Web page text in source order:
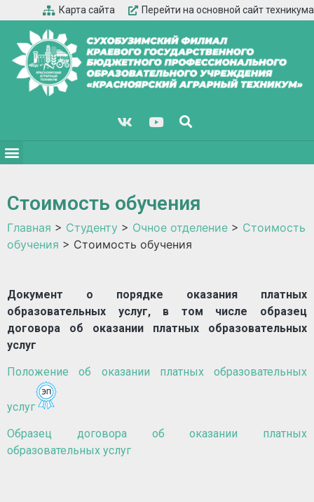
Карта сайта Перейти на основной сайт техникума
Стоимость обучения
Главная > Студенту > Очное отделение > Стоимость
обучения > Стоимость обучения
Документ о порядке оказания платных
образовательных услуг, в том числе образец
договора об оказании платных образовательных
услуг
Положение об оказании платных образовательных
услуг
Образец договора об оказании платных
образовательных услуг